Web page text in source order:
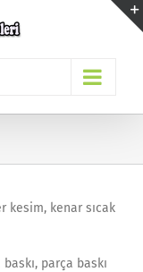
kesim, kenar sıcak
parça baskı